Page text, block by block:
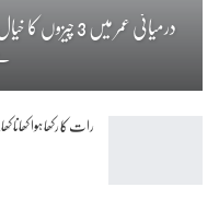
درمیانی عمر میں
رات کا رکھا ہوا کھانا کھانے سے 3 معصوم بچے